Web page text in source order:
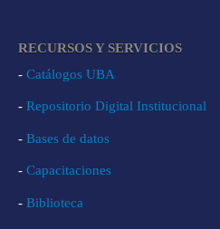
RECURSOS Y SERVICIOS
- Catálogos UBA
- Repositorio Digital Institucional
- Bases de datos
- Capacitaciones
- Biblioteca